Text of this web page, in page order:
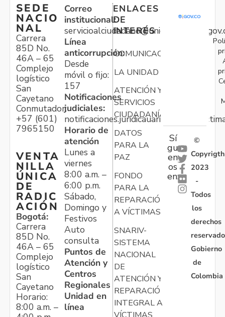
SEDE
NACIO
NAL
Carrera
85D No.
46A – 65
Complejo
logístico
San
Cayetano
Conmutador:
+57 (601)
7965150
VENTA
NILLA
ÚNICA
DE
RADIC
ACIÓN
Bogotá:
Carrera
85D No.
46A – 65
Complejo
logístico
San
Cayetano
Horario:
8:00 a.m. –
Correo
institucional:
Línea
anticorrupción:
Desde
móvil o fijo:
157
Notificaciones
judiciales:
Horario de
atención
Lunes a
viernes
8:00 a.m. –
6:00 p.m.
Sábado,
Domingo y
Festivos
Auto
consulta
Puntos de
Atención y
Centros
Regionales
Unidad en
línea
ENLACES
DE
INTERÉS
COMUNICACIONES
LA UNIDAD
ATENCIÓN Y
SERVICIOS
CIUDADANÍA
DATOS
PARA LA
PAZ
FONDO
PARA LA
REPARACIÓN
A VÍCTIMAS
SNARIV-
SISTEMA
NACIONAL
DE
ATENCIÓN Y
REPARACIÓN
INTEGRAL A
Sí
gu
en
os
en:
©
Copyrigth
2023
-
Todos
los
derechos
Gobierno
de
Colombia